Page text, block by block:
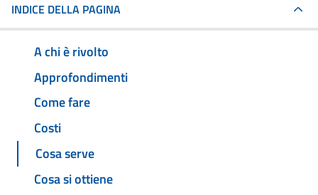
INDICE DELLA PAGINA
A chi è rivolto
Approfondimenti
Come fare
Costi
Cosa serve
Cosa si ottiene